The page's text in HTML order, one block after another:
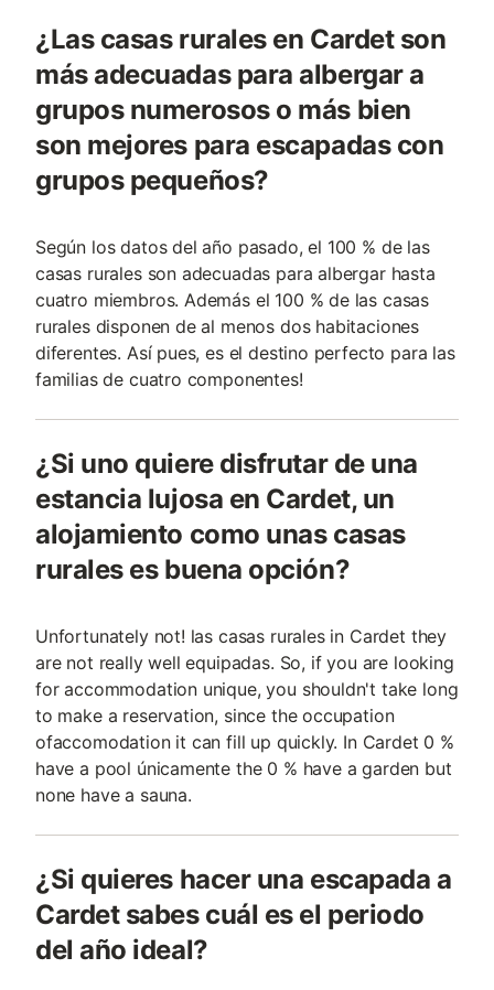
¿Las casas rurales en Cardet son
más adecuadas para albergar a
grupos numerosos o más bien
son mejores para escapadas con
grupos pequeños?
Según los datos del año pasado, el 100 % de las
casas rurales son adecuadas para albergar hasta
cuatro miembros. Además el 100 % de las casas
rurales disponen de al menos dos habitaciones
diferentes. Así pues, es el destino perfecto para las
familias de cuatro componentes!
¿Si uno quiere disfrutar de una
estancia lujosa en Cardet, un
alojamiento como unas casas
rurales es buena opción?
Unfortunately not! las casas rurales in Cardet they
are not really well equipadas. So, if you are looking
for accommodation unique, you shouldn't take long
to make a reservation, since the occupation
ofaccomodation it can fill up quickly. In Cardet 0 %
have a pool únicamente the 0 % have a garden but
none have a sauna.
¿Si quieres hacer una escapada a
Cardet sabes cuál es el periodo
del año ideal?